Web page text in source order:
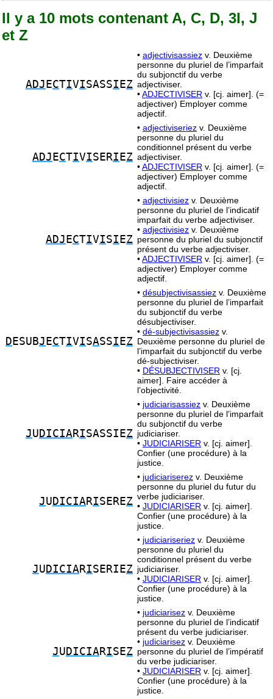
Il y a 10 mots contenant A, C, D, 3I, J
et Z
ADJ ECTIVISASSI EZ
• adjectivisassiez v. Deuxième
personne du pluriel de l’imparfait
du subjonctif du verbe
adjectiviser.
•ADJECTIVISER v. [cj. aimer]. (=
adjectiver) Employer comme
adjectif.
ADJ ECTIVISERI EZ
• adjectiviseriez v. Deuxième
personne du pluriel du
conditionnel présent du verbe
adjectiviser.
•ADJECTIVISER v. [cj. aimer]. (=
adjectiver) Employer comme
adjectif.
ADJ ECTIVISI EZ
• adjectivisiez v. Deuxième
personne du pluriel de l’indicatif
imparfait du verbe adjectiviser.
• adjectivisiez v. Deuxième
personne du pluriel du subjonctif
présent du verbe adjectiviser.
•ADJECTIVISER v. [cj. aimer]. (=
adjectiver) Employer comme
adjectif.
D ESUBJ ECTIVISASSI EZ
• désubjectivisassiez v. Deuxième
personne du pluriel de l’imparfait
du subjonctif du verbe
désubjectiviser.
• dé-subjectivisassiez v.
Deuxième personne du pluriel de
l’imparfait du subjonctif du verbe
dé-subjectiviser.
• DÉSUBJECTIVISER v. [cj.
aimer]. Faire accéder à
l’objectivité.
JU DICIARISASSIEZ
• judiciarisassiez v. Deuxième
personne du pluriel de l’imparfait
du subjonctif du verbe
judiciariser.
• JUDICIARISER v. [cj. aimer].
Confier (une procédure) à la
justice.
JU DICIARISEREZ
• judiciariserez v. Deuxième
personne du pluriel du futur du
verbe judiciariser.
• JUDICIARISER v. [cj. aimer].
Confier (une procédure) à la
justice.
JU DICIARISERIEZ
• judiciariseriez v. Deuxième
personne du pluriel du
conditionnel présent du verbe
judiciariser.
• JUDICIARISER v. [cj. aimer].
Confier (une procédure) à la
justice.
JU DICIARISEZ
• judiciarisez v. Deuxième
personne du pluriel de l’indicatif
présent du verbe judiciariser.
• judiciarisez v. Deuxième
personne du pluriel de l’impératif
du verbe judiciariser.
• JUDICIARISER v. [cj. aimer].
Confier (une procédure) à la
justice.